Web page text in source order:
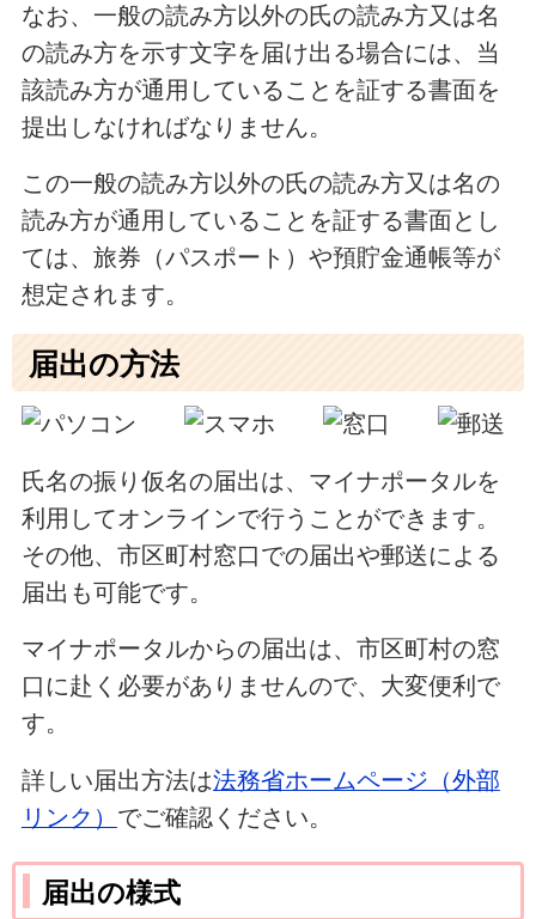
なお、一般の読み方以外の氏の読み方又は名
の読み方を示す文字を届け出る場合には、当
該読み方が通用していることを証する書面を
提出しなければなりません。
この一般の読み方以外の氏の読み方又は名の
読み方が通用していることを証する書面とし
ては、旅券（パスポート）や預貯金通帳等が
想定されます。
届出の方法
氏名の振り仮名の届出は、マイナポータルを
利用してオンラインで行うことができます。
その他、市区町村窓口での届出や郵送による
届出も可能です。
マイナポータルからの届出は、市区町村の窓
口に赴く必要がありませんので、大変便利で
す。
詳しい届出方法は法務省ホームページ（外部
リンク） でご確認ください。
届出の様式